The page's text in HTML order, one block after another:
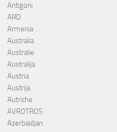
Antigoni
ARD
Armenia
Australia
Australie
Australija
Austria
Austrija
Autriche
AVROTROS
Azerbaïdjan